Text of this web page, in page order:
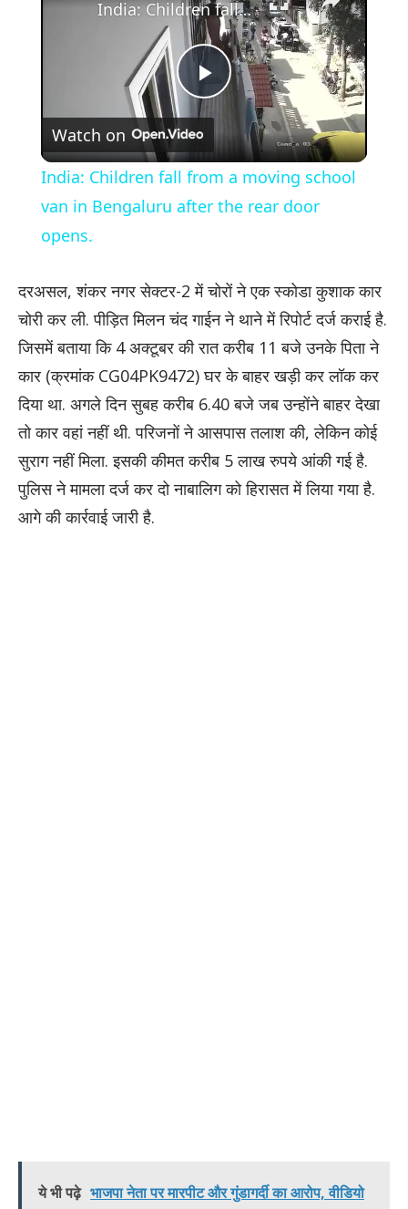
Play
Video
India: Children fall from a moving school van in Bengaluru after the rear door opens.
Watch on
India: Children fall from a moving school
van in Bengaluru after the rear door
opens.
दरअसल, शंकर नगर सेक्टर-2 में चोरों ने एक स्कोडा कुशाक कार
चोरी कर ली. पीड़ित मिलन चंद गाईन ने थाने में रिपोर्ट दर्ज कराई है.
जिसमें बताया कि 4 अक्टूबर की रात करीब 11 बजे उनके पिता ने
कार (क्रमांक CG04PK9472) घर के बाहर खड़ी कर लॉक कर
दिया था. अगले दिन सुबह करीब 6.40 बजे जब उन्होंने बाहर देखा
तो कार वहां नहीं थी. परिजनों ने आसपास तलाश की, लेकिन कोई
सुराग नहीं मिला. इसकी कीमत करीब 5 लाख रुपये आंकी गई है.
पुलिस ने मामला दर्ज कर दो नाबालिग को हिरासत में लिया गया है.
आगे की कार्रवाई जारी है.
ये भी पढ़े भाजपा नेता पर मारपीट और गुंडागर्दी का आरोप, वीडियो